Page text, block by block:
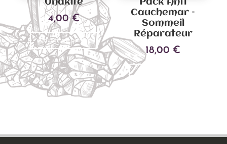
4,00€
Ajouter au panier
Cauchemar –
Sommeil
Réparateur
18,00 €
Ajouter au panier